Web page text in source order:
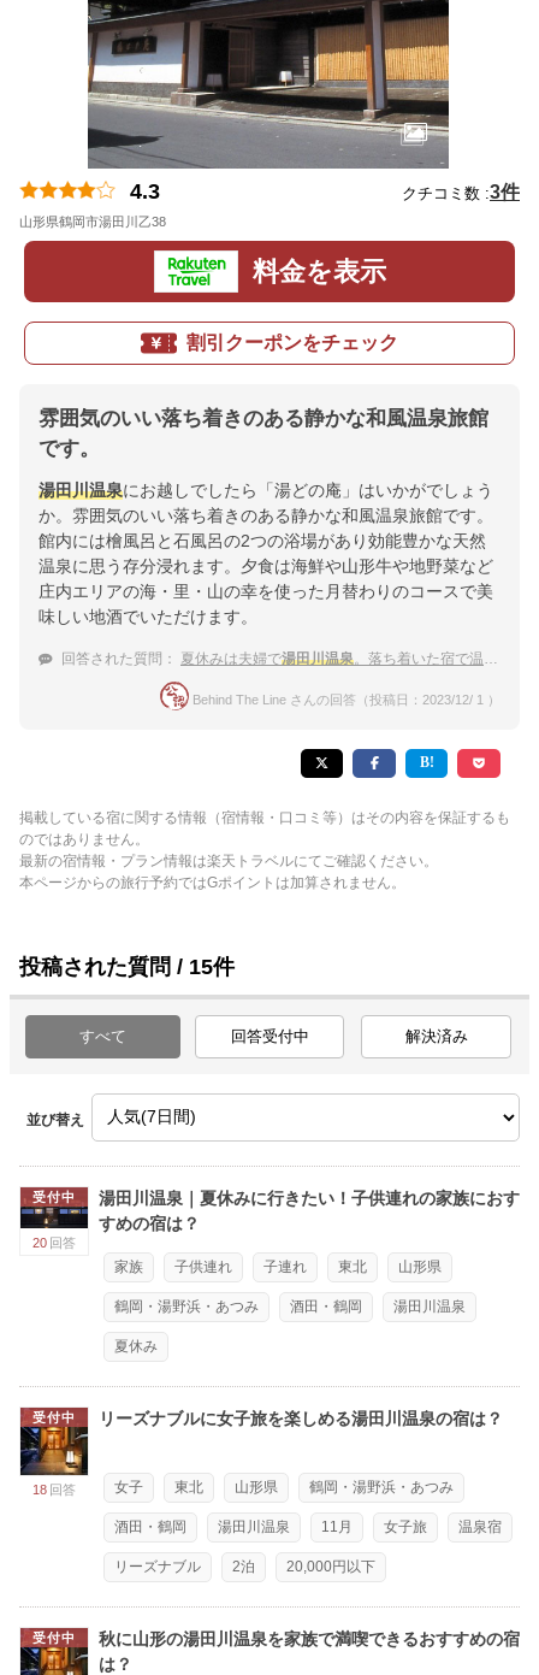
4.3 クチコミ数 :3件
山形県鶴岡市湯田川乙38
料金を表示
割引クーポンをチェック
雰囲気のいい落ち着きのある静かな和風温泉旅館
です。
湯田川温泉にお越しでしたら「湯どの庵」はいかがでしょう
か。雰囲気のいい落ち着きのある静かな和風温泉旅館です。
館内には檜風呂と石風呂の2つの浴場があり効能豊かな天然
温泉に思う存分浸れます。夕食は海鮮や山形牛や地野菜など
庄内エリアの海・里・山の幸を使った月替わりのコースで美
味しい地酒でいただけます。
回答された質問： 夏休みは夫婦で湯田川温泉 。落ち着いた宿で温泉を堪能したい！
Behind The Line さんの回答（投稿日：2023/12/ 1 ）
掲載している宿に関する情報（宿情報・口コミ等）はその内容を保証するも
のではありません。
最新の宿情報・プラン情報は楽天トラベルにてご確認ください。
本ページからの旅行予約ではGポイントは加算されません。
投稿された質問 / 15件
すべて 回答受付中 解決済み
並び替え
受付中
20 回答
湯田川温泉｜夏休みに行きたい！子供連れの家族におす
すめの宿は？
家族 子供連れ 子連れ 東北 山形県
鶴岡・湯野浜・あつみ 酒田・鶴岡 湯田川温泉
夏休み
受付中
18 回答
リーズナブルに女子旅を楽しめる湯田川温泉の宿は？
女子 東北 山形県 鶴岡・湯野浜・あつみ
酒田・鶴岡 湯田川温泉 11月 女子旅 温泉宿
リーズナブル 2泊 20,000円以下
受付中
秋に山形の湯田川温泉を家族で満喫できるおすすめの宿
は？